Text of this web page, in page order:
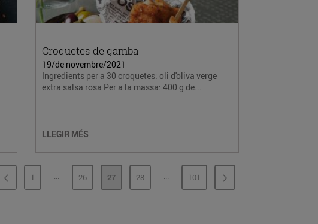
Croquetes de gamba
19/de novembre/2021
Ingredients per a 30 croquetes: oli d'oliva verge
extra salsa rosa Per a la massa: 400 g de...
LLEGIR MÉS
PÀGINA
1 ...PÀGINES INTERMÈDIES
PÀGINA
26 PÀGINA
27 PÀGINA
28 ...PÀGINES INTERMÈDIES
PÀGINA
101